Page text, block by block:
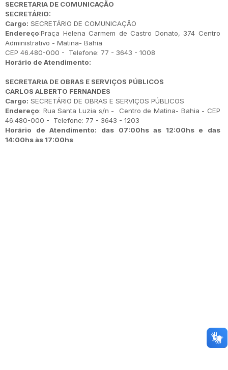
SECRETARIA DE COMUNICAÇÃO
SECRETÁRIO:
Cargo: SECRETÁRIO DE COMUNICAÇÃO
Endereço:Praça Helena Carmem de Castro Donato, 374 Centro
Administrativo - Matina- Bahia
CEP 46.480-000 - Telefone: 77 - 3643 - 1008
Horário de Atendimento:
SECRETARIA DE OBRAS E SERVIÇOS PÚBLICOS
CARLOS ALBERTO FERNANDES
Cargo: SECRETÁRIO DE OBRAS E SERVIÇOS PÚBLICOS
Endereço: Rua Santa Luzia s/n - Centro de Matina- Bahia - CEP
46.480-000 - Telefone: 77 - 3643 - 1203
Horário de Atendimento: das 07:00hs as 12:00hs e das
14:00hs às 17:00hs